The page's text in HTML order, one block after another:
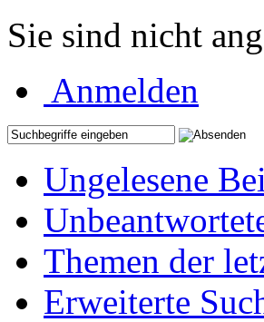
Sie sind nicht
Anmelden
Ungelesene
Themen der
Erweiterte